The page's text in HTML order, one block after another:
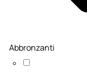
Abbronzanti